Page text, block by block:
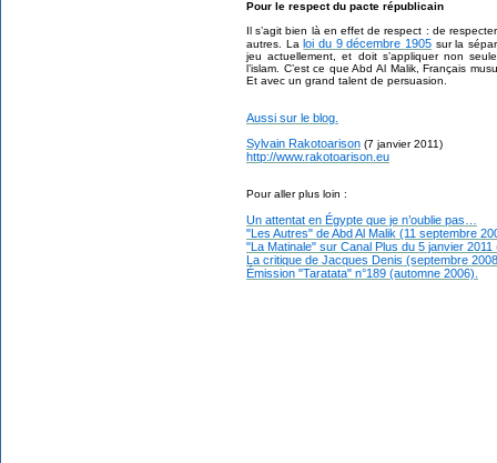
Pour le respect du pacte républicain
Il s’agit bien là en effet de respect : de
autres. La loi du 9 décembre 1905 sur la
jeu actuellement, et doit s’appliquer non
l’islam. C’est ce que Abd Al Malik, Français
Et avec un grand talent de persuasion.
Aussi sur le blog.
Sylvain Rakotoarison (7 janvier 2011)
http://www.rakotoarison.eu
Pour aller plus loin :
Un attentat en Égypte que je n’oublie pas…
"Les Autres" de Abd Al Malik (11 septembre
"La Matinale" sur Canal Plus du 5 janvier 2011
La critique de Jacques Denis (septembre
Émission "Taratata" n°189 (automne 2006).